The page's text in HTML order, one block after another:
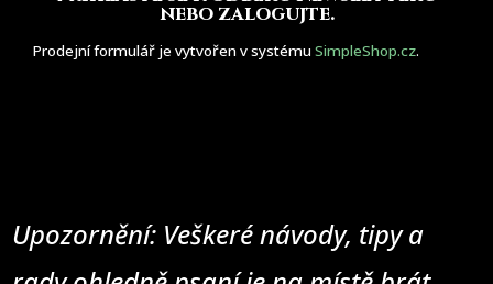
nebo zalogujte.
Prodejní formulář je vytvořen v systémuSimpleShop.cz.
Upozornění: Veškeré návody, tipy a